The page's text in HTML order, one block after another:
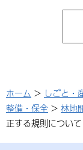
ホーム > しごと・
整備・保全 > 林地
正する規則について